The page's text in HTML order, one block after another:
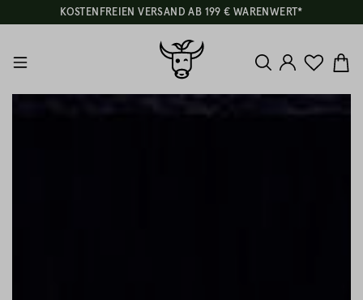
KOSTENFREIEN VERSAND AB 199 € WARENWERT*